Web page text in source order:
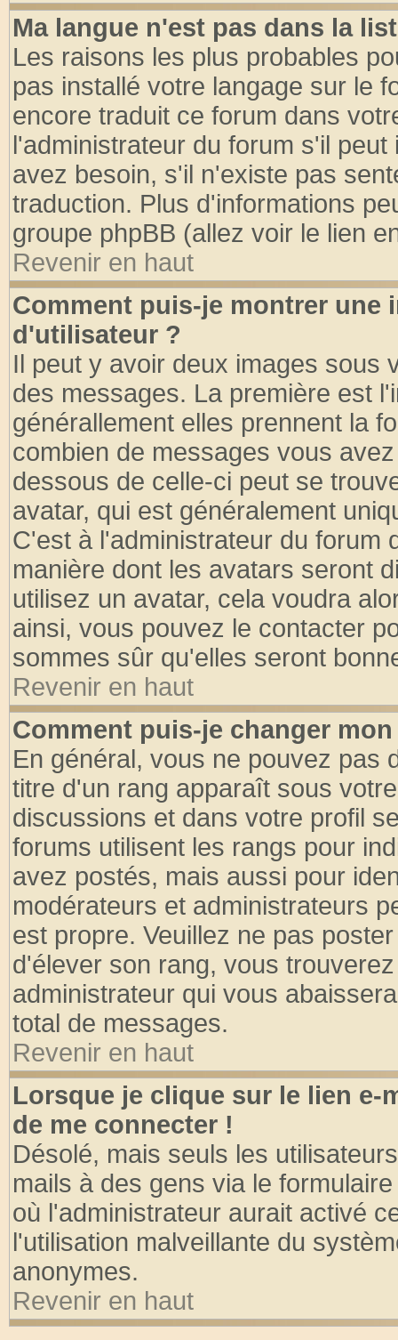
Ma langue n'est pas dans la
Les raisons les plus probables
pas installé votre langage sur le
encore traduit ce forum dans
l'administrateur du forum s'il
avez besoin, s'il n'existe pas
traduction. Plus d'informations
groupe phpBB (allez voir le lien
Revenir en haut
Comment puis-je montrer une
d'utilisateur ?
Il peut y avoir deux images sous
des messages. La première est
générallement elles prennent la
combien de messages vous
dessous de celle-ci peut se
avatar, qui est généralement
C'est à l'administrateur du forum
manière dont les avatars seront
utilisez un avatar, cela voudra
ainsi, vous pouvez le contacter
sommes sûr qu'elles seront
Revenir en haut
Comment puis-je changer
En général, vous ne pouvez pas
titre d'un rang apparaît sous
discussions et dans votre profil
forums utilisent les rangs pour
avez postés, mais aussi pour
modérateurs et administrateurs
est propre. Veuillez ne pas
d'élever son rang, vous
administrateur qui vous
total de messages.
Revenir en haut
Lorsque je clique sur le lien e-
de me connecter !
Désolé, mais seuls les
mails à des gens via le
où l'administrateur aurait activé
l'utilisation malveillante du
anonymes.
Revenir en haut